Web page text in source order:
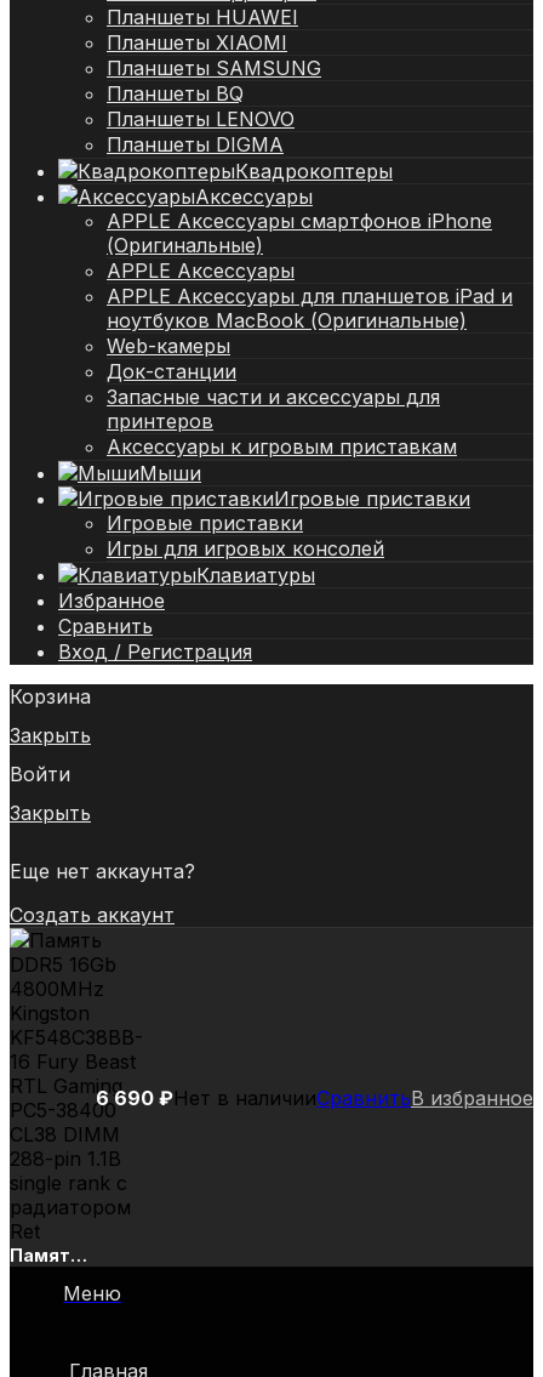
Планшеты HUAWEI
Планшеты XIAOMI
Планшеты SAMSUNG
Планшеты BQ
Планшеты LENOVO
Планшеты DIGMA
Квадрокоптеры
Аксессуары
APPLE Аксессуары смартфонов iPhone
(Оригинальные)
APPLE Аксессуары
APPLE Аксессуары для планшетов iPad и
ноутбуков MacBook (Оригинальные)
Web-камеры
Док-станции
Запасные части и аксессуары для
принтеров
Аксессуары к игровым приставкам
Мыши
Игровые приставки
Игровые приставки
Игры для игровых консолей
Клавиатуры
Избранное
Сравнить
Вход / Регистрация
Корзина
Закрыть
Войти
Закрыть
Еще нет аккаунта?
Создать аккаунт
Память
KF548C38BB-
6 690 ₽Нет в наличииСравнитьВ избранное
Меню
Главная